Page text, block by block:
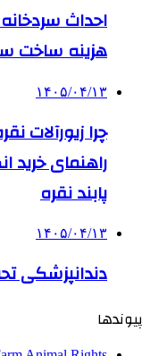
احداث
هزینه ساخت سردخانه 10
۱۴۰۵/۰۴/۱۳
چرا زیورآلات
راهنمای خرید
پابند نقره
۱۴۰۵/۰۴/۱۳
دندانپزشکی
پیوندها